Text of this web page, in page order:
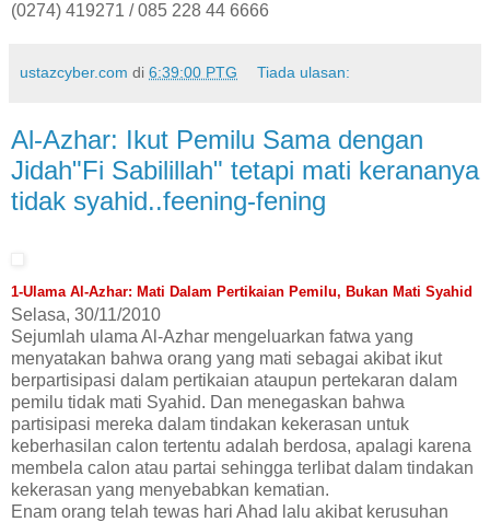
(0274) 419271 / 085 228 44 6666
ustazcyber.com di 6:39:00 PTG Tiada ulasan:
Al-Azhar: Ikut Pemilu Sama dengan
Jidah"Fi Sabilillah" tetapi mati kerananya
tidak syahid..feening-fening
1-Ulama Al-Azhar: Mati Dalam Pertikaian Pemilu, Bukan Mati Syahid
Selasa, 30/11/2010
Sejumlah ulama Al-Azhar mengeluarkan fatwa yang
menyatakan bahwa orang yang mati sebagai akibat ikut
berpartisipasi dalam pertikaian ataupun pertekaran dalam
pemilu tidak mati Syahid. Dan menegaskan bahwa
partisipasi mereka dalam tindakan kekerasan untuk
keberhasilan calon tertentu adalah berdosa, apalagi karena
membela calon atau partai sehingga terlibat dalam tindakan
kekerasan yang menyebabkan kematian.
Enam orang telah tewas hari Ahad lalu akibat kerusuhan